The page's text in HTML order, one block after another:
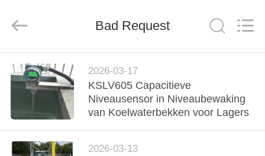
HUIS
PRODUCTEN
VIDEOS
Optronics
Co.,Ltd..
Reserved.
Bad Request
2026-03-17
KSLV605 Capacitieve
Niveausensor in Niveaubewaking
van Koelwaterbekken voor Lagers
2026-03-13